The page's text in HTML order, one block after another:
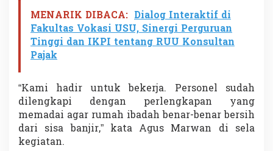
MENARIK DIBACA: Dialog Interaktif di
Fakultas Vokasi USU, Sinergi Perguruan
Tinggi dan IKPI tentang RUU Konsultan
Pajak
“Kami hadir untuk bekerja. Personel sudah
dilengkapi dengan perlengkapan yang
memadai agar rumah ibadah benar-benar bersih
dari sisa banjir,” kata Agus Marwan di sela
kegiatan.